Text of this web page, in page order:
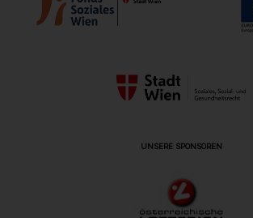
UNSERE SPONSOREN